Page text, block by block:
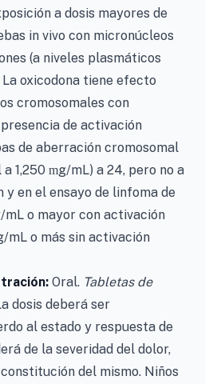
a dosis mayores de
in vivo con micronúcleos
(a niveles plasmáticos
La oxicodona tiene efecto
cromosomales con
de activación
de aberración cromosomal
1,250 mg/mL) a 24, pero no a
y en el ensayo de linfoma de
mL o mayor con activación
mL o más sin activación
Oral. Tabletas de
dosis deberá ser
al estado y respuesta de
de la severidad del dolor,
del mismo. Niños